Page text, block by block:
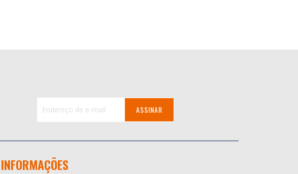
nossa
Newsletter:
ASSINAR
INFORMAÇÕES